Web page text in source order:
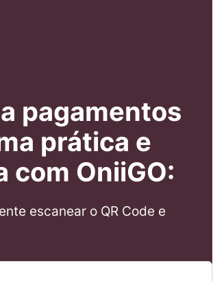
pagamentos
prática e
com OniiGO:
escanear o QR Code e